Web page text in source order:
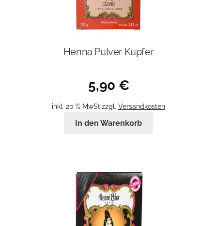
Henna Pulver Kupfer
5,90 €
inkl. 20 % MwSt.zzgl. Versandkosten
In den Warenkorb